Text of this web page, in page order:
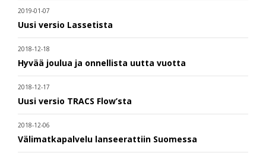
2019-01-07
Uusi versio Lassetista
2018-12-18
Hyvää joulua ja onnellista uutta vuotta
2018-12-17
Uusi versio TRACS Flow’sta
2018-12-06
Välimatkapalvelu lanseerattiin Suomessa